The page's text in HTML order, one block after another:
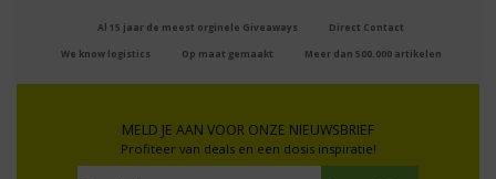
Al 15 jaar de meest orginele Giveaways Direct Contact
We know logistics Op maat gemaakt Meer dan 500.000 artikelen
MELD JE AAN VOOR ONZE NIEUWSBRIEF
Profiteer van deals en een dosis inspiratie!